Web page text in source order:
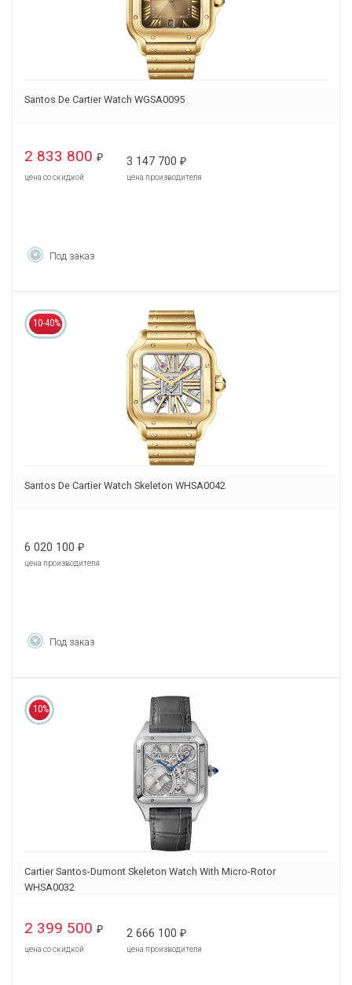
Santos De Cartier Watch WGSA0095
2 833 800 ₽
цена со скидкой
3 147 700 ₽
цена производителя
Под заказ
10-40%
Santos De Cartier Watch Skeleton WHSA0042
6 020 100 ₽
цена производителя
Под заказ
10%
Cartier Santos-Dumont Skeleton Watch With Micro-Rotor
WHSA0032
2 399 500 ₽
цена со скидкой
2 666 100 ₽
цена производителя